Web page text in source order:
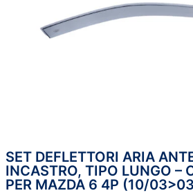
SET DEFLETTORI ARIA
INCASTRO, TIPO LUNGO –
PER MAZDA 6 4P (10/
IL
Set
deflettori
aria